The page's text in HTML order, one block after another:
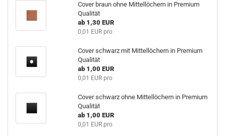
Cover braun ohne Mittellöchern in Premium
Qualität
ab 1,30 EUR
0,01 EUR pro
Cover schwarz mit Mittellöchern in Premium
Qualität
ab 1,00 EUR
0,01 EUR pro
Cover schwarz ohne Mittellöchern in Premium
Qualität
ab 1,00 EUR
0,01 EUR pro